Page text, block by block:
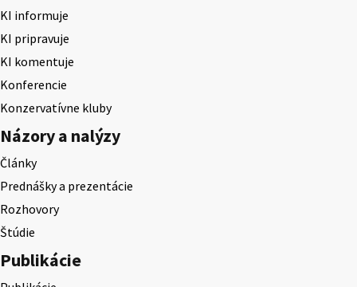
KI informuje
KI pripravuje
KI komentuje
Konferencie
Konzervatívne kluby
Názory a nalýzy
Články
Prednášky a prezentácie
Rozhovory
Štúdie
Publikácie